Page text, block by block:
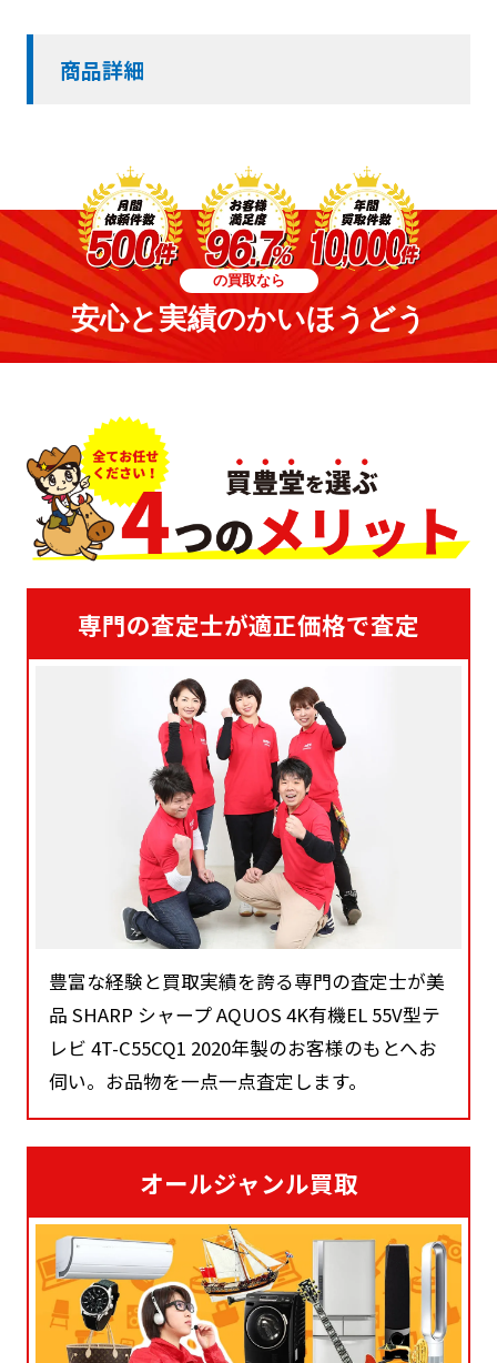
商品詳細
の買取なら
安心と実績のかいほうどう
専門の査定士が適正価格で査定
豊富な経験と買取実績を誇る専門の査定士が美
品 SHARP シャープ AQUOS 4K有機EL 55V型テ
レビ 4T-C55CQ1 2020年製のお客様のもとへお
伺い。お品物を一点一点査定します。
オールジャンル買取